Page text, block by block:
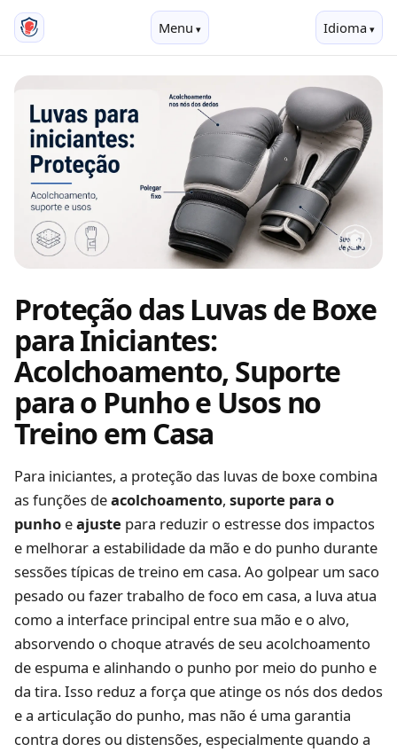
Menu Idioma
Proteção das Luvas de Boxe
para Iniciantes:
Acolchoamento, Suporte
para o Punho e Usos no
Treino em Casa
Para iniciantes, a proteção das luvas de boxe combina
as funções deacolchoamento, suporte para o
punho eajuste para reduzir o estresse dos impactos
e melhorar a estabilidade da mão e do punho durante
sessões típicas de treino em casa. Ao golpear um saco
pesado ou fazer trabalho de foco em casa, a luva atua
como a interface principal entre sua mão e o alvo,
absorvendo o choque através de seu acolchoamento
de espuma e alinhando o punho por meio do punho e
da tira. Isso reduz a força que atinge os nós dos dedos
e a articulação do punho, mas não é uma garantia
contra dores ou distensões, especialmente quando a